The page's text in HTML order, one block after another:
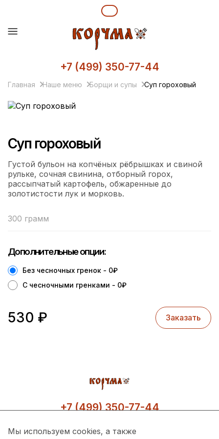
+7 (499) 350-77-44
Главная Наше меню Борщи и супы Суп гороховый
Суп гороховый
Густой бульон на копчёных рёбрышках и свиной
рульке, сочная свинина, отборный горох,
рассыпчатый картофель, обжаренные до
золотистости лук и морковь.
300 грамм
Дополнительные опции:
Без чесночных гренок - 0₽
С чесночными гренками - 0₽
530 ₽ Заказать
+7 (499) 350-77-44
Мы используем cookies, а также